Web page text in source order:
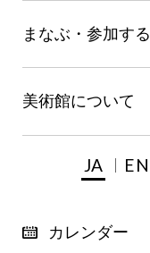
JA EN
まなぶ・参加する
美術館について
カレンダー